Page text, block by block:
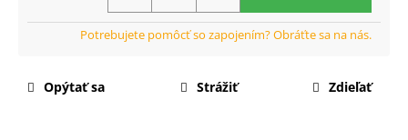
Opýtať sa Strážiť Zdieľať